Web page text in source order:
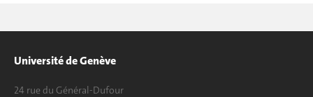
Université de Genève
24 rue du Général-Dufour